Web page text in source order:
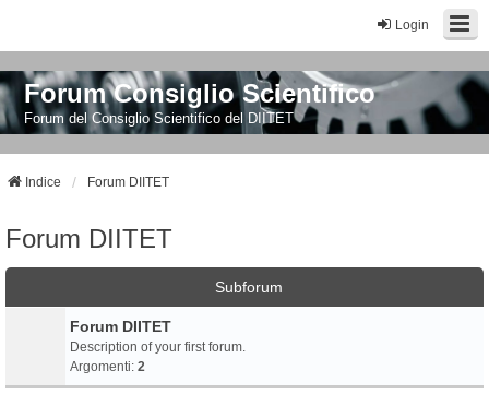
Login
Forum Consiglio Scientifico
Forum del Consiglio Scientifico del DIITET
Indice Forum DIITET
Forum DIITET
Subforum
Forum DIITET
Description of your first forum.
Argomenti: 2